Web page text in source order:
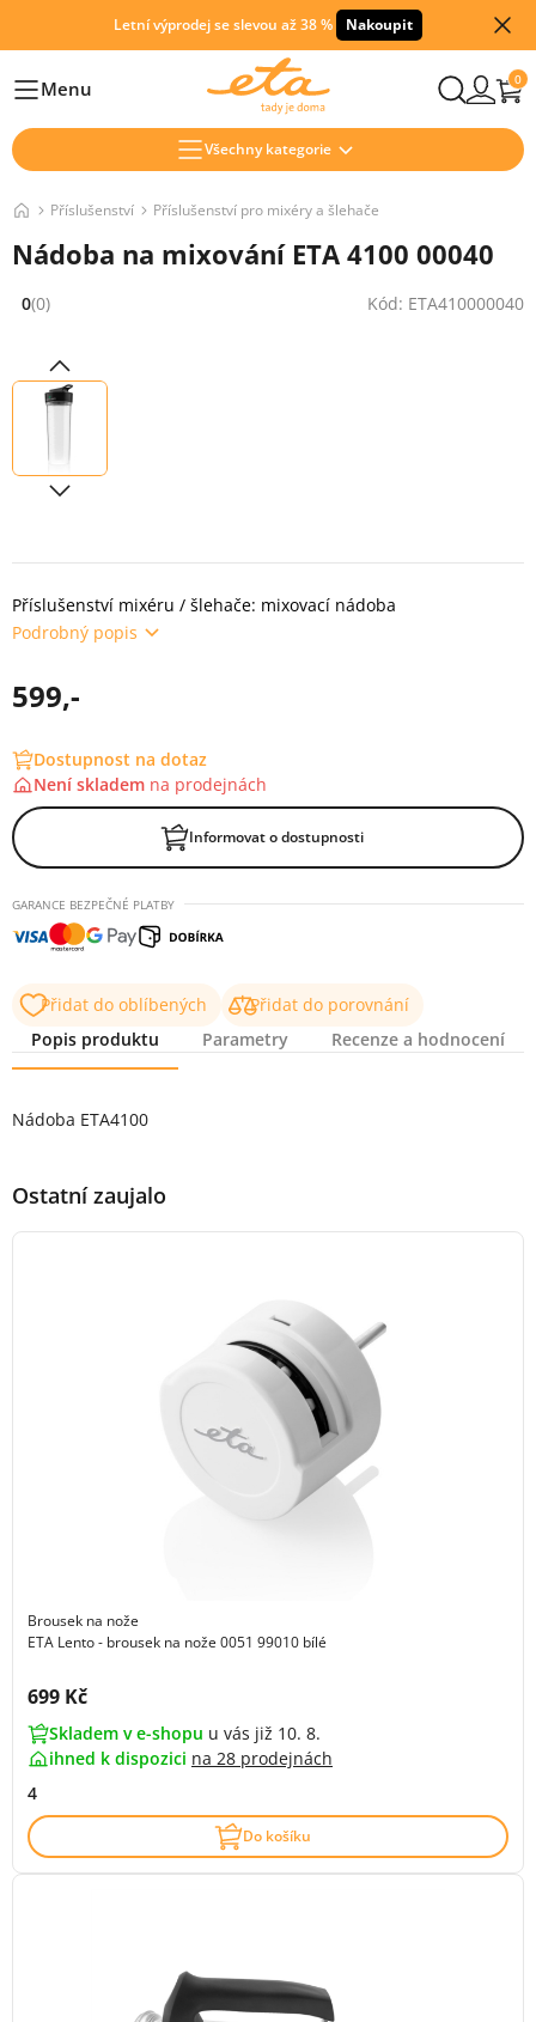
Letní výprodej se slevou až 38 % Nakoupit
HlavníMenu 0
Všechny kategorie
Příslušenství Příslušenství pro mixéry a šlehače
Nádoba na mixování ETA 4100 00040
Hodnocení: 0 z 5 (0 recenzí)
0(0) Kód: ETA410000040
Příslušenství mixéru / šlehače: mixovací nádoba
Podrobný popis
599,-
Dostupnost na dotaz
Není skladem na prodejnách
Informovat o dostupnosti
GARANCE BEZPEČNÉ PLATBY
Přidat do oblíbených
Přidat do porovnání
Popis produktu
Parametry Recenze a hodnocení
Nádoba ETA4100
Ostatní zaujalo
Brousek na nože
ETA Lento - brousek na nože 0051 99010 bílé
Cena s DPH:
699 Kč
Skladem v e-shopu u vás již 10. 8.
ihned k dispozici na 28 prodejnách
4
Do košíku